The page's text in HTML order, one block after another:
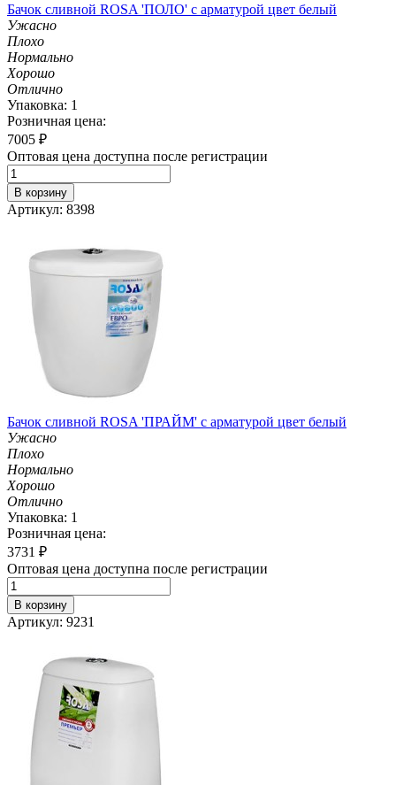
Бачок сливной ROSA 'ПОЛО' с арматурой цвет белый
Ужасно
Плохо
Нормально
Хорошо
Отлично
Упаковка: 1
Розничная цена:
7005 ₽
Оптовая цена доступна после регистрации
В корзину
Артикул: 8398
Бачок сливной ROSA 'ПРАЙМ' с арматурой цвет белый
Ужасно
Плохо
Нормально
Хорошо
Отлично
Упаковка: 1
Розничная цена:
3731 ₽
Оптовая цена доступна после регистрации
В корзину
Артикул: 9231